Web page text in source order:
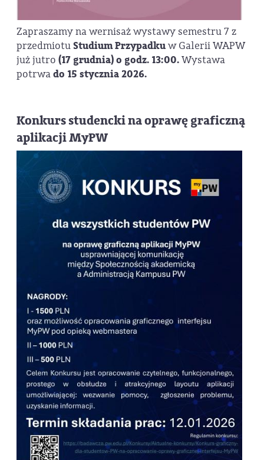
Zapraszamy na wernisaż wystawy semestru 7 z
przedmiotuStudium Przypadkuw Galerii WAPW
już jutro (17 grudnia) o godz. 13:00.Wystawa
potrwado 15 stycznia 2026.
Konkurs studencki na oprawę graficzną
aplikacji MyPW